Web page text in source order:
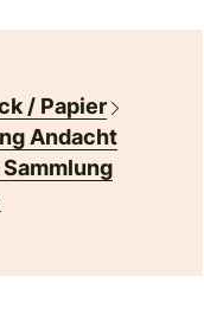
/ Papier
Andacht